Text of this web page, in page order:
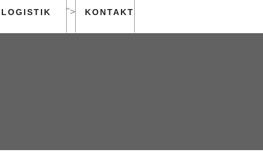
"> KONTAKT